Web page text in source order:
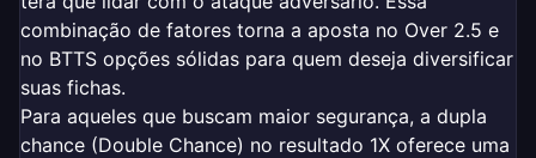
combinação de fatores torna a aposta no Over 2.5 e
no BTTS opções sólidas para quem deseja diversificar
suas fichas.
Para aqueles que buscam maior segurança, a dupla
chance (Double Chance) no resultado 1X oferece uma